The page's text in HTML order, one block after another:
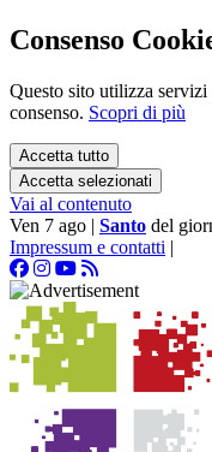
Consenso
Questo sito utilizza
consenso. Scopri di più
Accetta tutto
Accetta selezionati
Vai al contenuto
Ven 7 ago | Santo del
Impressum e contatti |